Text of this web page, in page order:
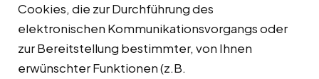
Cookies, die zur Durchführung des
elektronischen Kommunikationsvorgangs oder
zur Bereitstellung bestimmter, von Ihnen
erwünschter Funktionen (z.B.